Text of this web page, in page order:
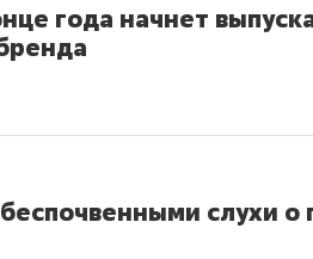
года начнет
слухи о